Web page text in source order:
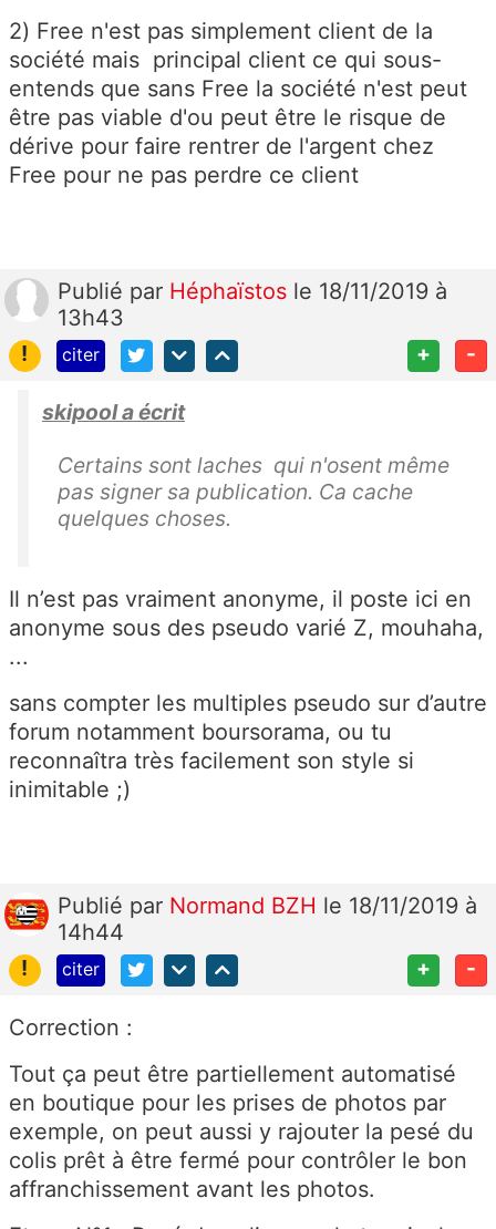
2) Free n'est pas simplement client de la
société mais principal client ce qui sous-
entends que sans Free la société n'est peut
être pas viable d'ou peut être le risque de
dérive pour faire rentrer de l'argent chez
Free pour ne pas perdre ce client
Publié par Héphaïstos le 18/11/2019 à
13h43
!
citer + -
skipool a écrit
Certains sont laches qui n'osent même
pas signer sa publication. Ca cache
quelques choses.
Il n’est pas vraiment anonyme, il poste ici en
anonyme sous des pseudo varié Z, mouhaha,
...
sans compter les multiples pseudo sur d’autre
forum notamment boursorama, ou tu
reconnaîtra très facilement son style si
inimitable ;)
Publié par Normand BZH le 18/11/2019 à
14h44
!
citer + -
Correction :
Tout ça peut être partiellement automatisé
en boutique pour les prises de photos par
exemple, on peut aussi y rajouter la pesé du
colis prêt à être fermé pour contrôler le bon
affranchissement avant les photos.